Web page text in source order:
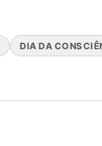
DIA DA